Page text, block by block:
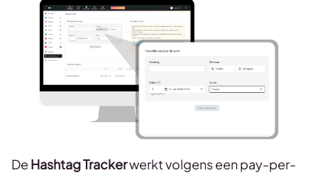
De Hashtag Trackerwerkt volgens een pay-per-